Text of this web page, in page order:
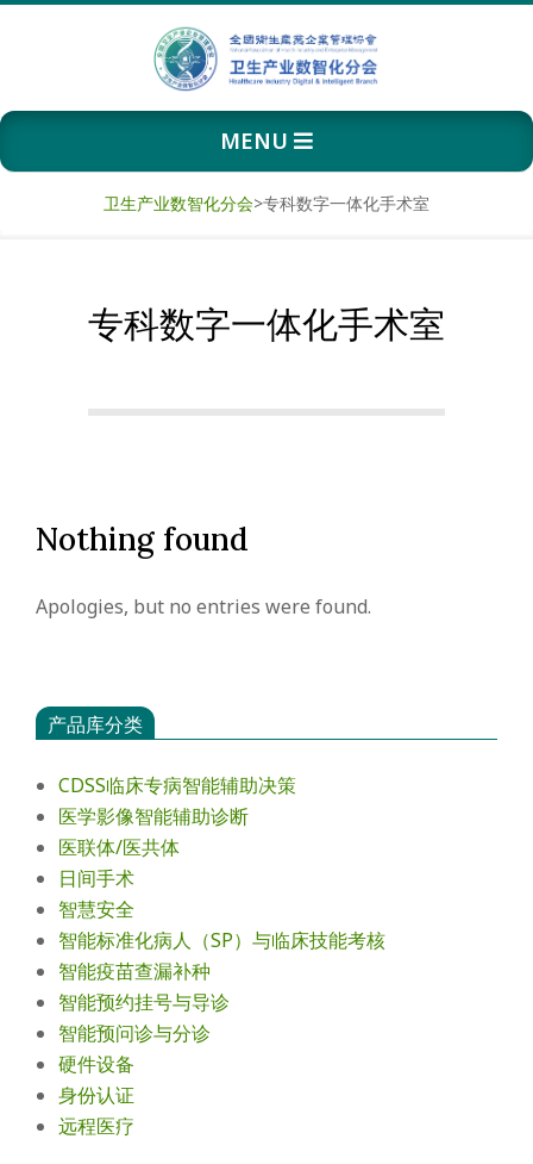
卫
生
分
会
Primary
Navigation
MENU
卫生产业数智化分会>专科数字一体化手术室
专科数字一体化手术室
Nothing found
Apologies, but no entries were found.
产品库分类
CDSS临床专病智能辅助决策
医学影像智能辅助诊断
医联体/医共体
日间手术
智慧安全
智能标准化病人（SP）与临床技能考核
智能疫苗查漏补种
智能预约挂号与导诊
智能预问诊与分诊
硬件设备
身份认证
远程医疗